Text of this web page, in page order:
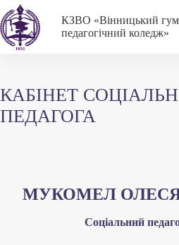
Перейти
до
вмісту
КЗВО «Вінницький
педагогічний коледж»
КАБІНЕТ
ПЕДАГОГА
МУКОМЕЛ ОЛЕСЯ
Соціальний